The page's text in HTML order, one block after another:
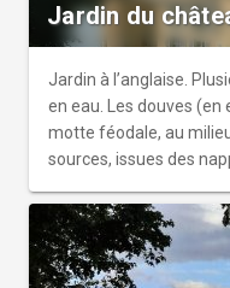
Jardin du
Jardin à l’anglaise.
en eau. Les douves (en
motte féodale, au
sources, issues des
ruisseau communal, le
bâtiments principaux.
s’écoulant